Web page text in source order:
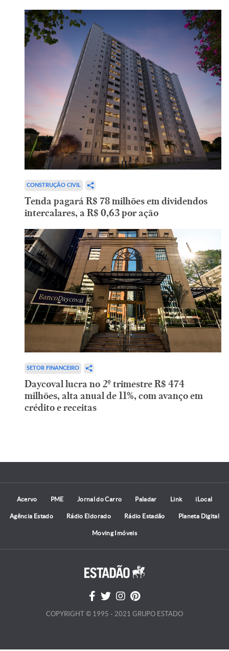
CONSTRUÇÃO CIVIL
Tenda pagará R$ 78 milhões em dividendos
intercalares, a R$ 0,63 por ação
SETOR FINANCEIRO
Daycoval lucra no 2º trimestre R$ 474
milhões, alta anual de 11%, com avanço em
crédito e receitas
Acervo PME Jornal do Carro Paladar Link iLocal
Agência Estado Rádio Eldorado Rádio Estadão Planeta Digital
Moving Imóveis
COPYRIGHT © 1995 - 2021 GRUPO ESTADO